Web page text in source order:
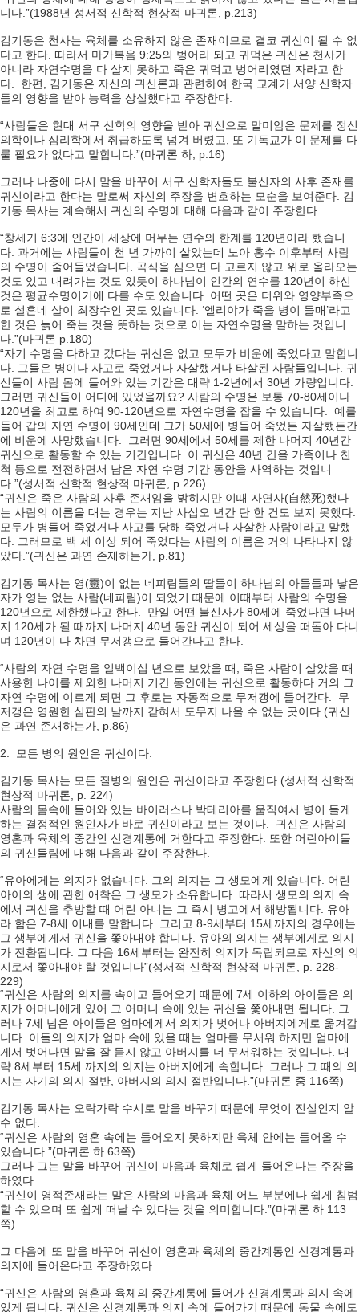
니다.”(1988년 성서적 신학적 현상적 마귀론, p.213)
김기동은 천사는 육체를 소유하지 않은 존재이므로 결코 귀신이 될 수 없
다고 한다. 따라서 마가복음 9:25의 벙어리 되고 귀먹은 귀신은 천사가
아니라 자연수명을 다 살지 못하고 죽은 귀먹고 벙어리였던 자라고 한
다. 한편, 김기동은 자신의 귀신론과 관련하여 한국 교계가 서양 신학자
들의 영향을 받아 능력을 상실했다고 주장한다.
“사람들은 현대 서구 신학의 영향을 받아 귀신으로 말미암은 문제를 정신
의학이나 심리학에서 취급하도록 넘겨 버렸고, 또 기독교가 이 문제를 다
룰 필요가 없다고 말합니다.”(마귀론 하, p.16)
그러나 나중에 다시 말을 바꾸어 서구 신학자들도 불신자의 사후 존재를
귀신이라고 한다는 말로써 자신의 주장을 변호하는 모순을 보여준다. 김
기동 목사는 계속해서 귀신의 수명에 대해 다음과 같이 주장한다.
“창세기 6:3에 인간이 세상에 머무는 연수의 한계를 120년이라 했습니
다. 과거에는 사람들이 천 년 가까이 살았는데 노아 홍수 이후부터 사람
의 수명이 줄어들었습니다. 곡식을 심으면 다 고르지 않고 위로 올라오는
것도 있고 내려가는 것도 있듯이 하나님이 인간의 연수를 120년이 하신
것은 평균수명이기에 다를 수도 있습니다. 어떤 곳은 더위와 영양부족으
로 설흔네 살이 최장수인 곳도 있습니다. ‘엘리야가 죽을 병이 들매’라고
한 것은 늙어 죽는 것을 뜻하는 것으로 이는 자연수명을 말하는 것입니
다.”(마귀론 p.180)
“자기 수명을 다하고 갔다는 귀신은 없고 모두가 비운에 죽었다고 말합니
다. 그들은 병이나 사고로 죽었거나 자살했거나 타살된 사람들입니다. 귀
신들이 사람 몸에 들어와 있는 기간은 대략 1-2년에서 30년 가량입니다.
그러면 귀신들이 어디에 있었을까요? 사람의 수명은 보통 70-80세이나
120년을 최고로 하여 90-120년으로 자연수명을 잡을 수 있습니다. 예를
들어 갑의 자연 수명이 90세인데 그가 50세에 병들어 죽었든 자살했든간
에 비운에 사망했습니다. 그러면 90세에서 50세를 제한 나머지 40년간
귀신으로 활동할 수 있는 기간입니다. 이 귀신은 40년 간을 가족이나 친
척 등으로 전전하면서 남은 자연 수명 기간 동안을 사역하는 것입니
다.”(성서적 신학적 현상적 마귀론, p.226)
“귀신은 죽은 사람의 사후 존재임을 밝히지만 이때 자연사(自然死)했다
는 사람의 이름을 대는 경우는 지난 사십오 년간 단 한 건도 보지 못했다.
모두가 병들어 죽었거나 사고를 당해 죽었거나 자살한 사람이라고 말했
다. 그러므로 백 세 이상 되어 죽었다는 사람의 이름은 거의 나타나지 않
았다.”(귀신은 과연 존재하는가, p.81)
김기동 목사는 영(靈)이 없는 네피림들의 딸들이 하나님의 아들들과 낳은
자가 영는 없는 사람(네피림)이 되었기 때문에 이때부터 사람의 수명을
120년으로 제한했다고 한다. 만일 어떤 불신자가 80세에 죽었다면 나머
지 120세가 될 때까지 나머지 40년 동안 귀신이 되어 세상을 떠돌아 다니
며 120년이 다 차면 무저갱으로 들어간다고 한다.
“사람의 자연 수명을 일백이십 년으로 보았을 때, 죽은 사람이 살았을 때
사용한 나이를 제외한 나머지 기간 동안에는 귀신으로 활동하다 거의 그
자연 수명에 이르게 되면 그 후로는 자동적으로 무저갱에 들어간다. 무
저갱은 영원한 심판의 날까지 갇혀서 도무지 나올 수 없는 곳이다.(귀신
은 과연 존재하는가, p.86)
2. 모든 병의 원인은 귀신이다.
김기동 목사는 모든 질병의 원인은 귀신이라고 주장한다.(성서적 신학적
현상적 마귀론, p. 224)
사람의 몸속에 들어와 있는 바이러스나 박테리아를 움직여서 병이 들게
하는 결정적인 원인자가 바로 귀신이라고 보는 것이다. 귀신은 사람의
영혼과 육체의 중간인 신경계통에 거한다고 주장한다. 또한 어린아이들
의 귀신들림에 대해 다음과 같이 주장한다.
“유아에게는 의지가 없습니다. 그의 의지는 그 생모에게 있습니다. 어린
아이의 생에 관한 애착은 그 생모가 소유합니다. 따라서 생모의 의지 속
에서 귀신을 추방할 때 어린 아니는 그 즉시 병고에서 해방됩니다. 유아
라 함은 7-8세 이내를 말합니다. 그리고 8-9세부터 15세까지의 경우에는
그 생부에게서 귀신을 쫓아내야 합니다. 유아의 의지는 생부에게로 의지
가 전환됩니다. 그 다음 16세부터는 완전히 의지가 독립되므로 자신의 의
지로서 쫓아내야 할 것입니다”(성서적 신학적 현상적 마귀론, p. 228-
229)
“귀신은 사람의 의지를 속이고 들어오기 때문에 7세 이하의 아이들은 의
지가 어머니에게 있어 그 어머니 속에 있는 귀신을 쫓아내면 됩니다. 그
러나 7세 넘은 아이들은 엄마에게서 의지가 벗어나 아버지에게로 옮겨갑
니다. 이들의 의지가 엄마 속에 있을 때는 엄마를 무서워 하지만 엄마에
게서 벗어나면 말을 잘 듣지 않고 아버지를 더 무서워하는 것입니다. 대
략 8세부터 15세 까지의 의지는 아버지에게 속합니다. 그러나 그 때의 의
지는 자기의 의지 절반, 아버지의 의지 절반입니다.”(마귀론 중 116쪽)
김기동 목사는 오락가락 수시로 말을 바꾸기 때문에 무엇이 진실인지 알
수 없다.
“귀신은 사람의 영혼 속에는 들어오지 못하지만 육체 안에는 들어올 수
있습니다.”(마귀론 하 63쪽)
그러나 그는 말을 바꾸어 귀신이 마음과 육체로 쉽게 들어온다는 주장을
하였다.
“귀신이 영적존재라는 말은 사람의 마음과 육체 어느 부분에나 쉽게 침범
할 수 있으며 또 쉽게 떠날 수 있다는 것을 의미합니다.”(마귀론 하 113
쪽)
그 다음에 또 말을 바꾸어 귀신이 영혼과 육체의 중간계통인 신경계통과
의지에 들어온다고 주장하였다.
“귀신은 사람의 영혼과 육체의 중간계통에 들어가 신경계통과 의지 속에
있게 됩니다. 귀신은 신경계통과 의지 속에 들어가기 때문에 동물 속에도